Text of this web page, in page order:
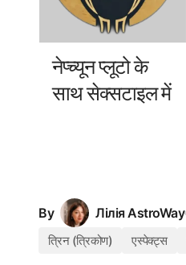
नेप्च्यून प्लूटो के
साथ सेक्सटाइल में
By Лілія AstroWay
त्रिन (त्रिकोण) एस्पेक्ट्स